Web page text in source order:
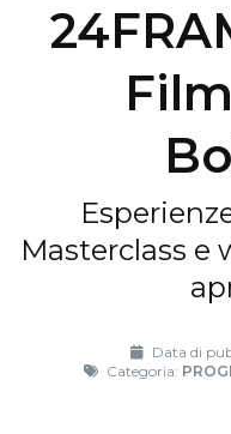
Masterclass e
Data di
Categoria: